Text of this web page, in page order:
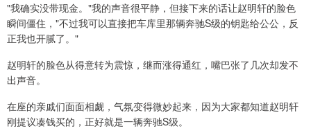
"我确实没带现金。"我的声音很平静，但接下来的话让赵明轩的脸色
瞬间僵住，"不过我可以直接把车库里那辆奔驰S级的钥匙给公公，反
正我也开腻了。"
赵明轩的脸色从得意转为震惊，继而涨得通红，嘴巴张了几次却发不
出声音。
在座的亲戚们面面相觑，气氛变得微妙起来，因为大家都知道赵明轩
刚提议凑钱买的，正好就是一辆奔驰S级。